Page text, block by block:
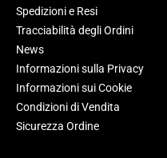
Spedizioni e Resi
Tracciabilità degli Ordini
News
Informazioni sulla Privacy
Informazioni sui Cookie
Condizioni di Vendita
Sicurezza Ordine